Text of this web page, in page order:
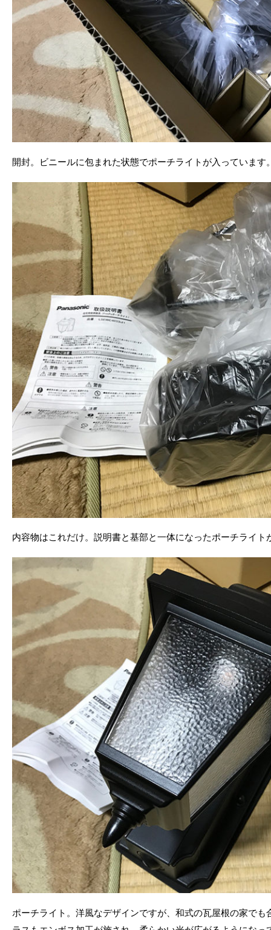
開封。ビニールに包まれた状態でポーチライトが入っています
内容物はこれだけ。説明書と基部と一体になったポーチライト
ポーチライト。洋風なデザインですが、和式の瓦屋根の家で